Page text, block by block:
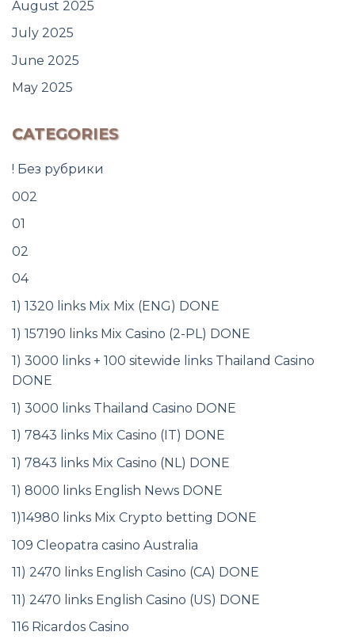
August 2025
July 2025
June 2025
May 2025
CATEGORIES
! Без рубрики
002
01
02
04
1) 1320 links Mix Mix (ENG) DONE
1) 157190 links Mix Casino (2-PL) DONE
1) 3000 links + 100 sitewide links Thailand Casino
DONE
1) 3000 links Thailand Casino DONE
1) 7843 links Mix Casino (IT) DONE
1) 7843 links Mix Casino (NL) DONE
1) 8000 links English News DONE
1)14980 links Mix Crypto betting DONE
109 Cleopatra casino Australia
11) 2470 links English Casino (CA) DONE
11) 2470 links English Casino (US) DONE
116 Ricardos Casino